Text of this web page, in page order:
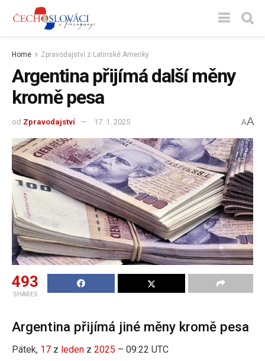
Home Zpravodajství z Latinské Ameriky
Argentina přijímá další měny
kromě pesa
od Zpravodajství 17. 1. 2025 AA
493
SHARES
Argentina přijímá jiné měny kromě pesa
Pátek, 17 z leden z 2025 – 09:22 UTC